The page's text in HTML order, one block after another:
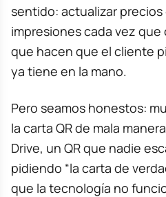
sentido: actualizar
impresiones cada vez
que hacen que el cliente
ya tiene en la mano.
Pero seamos honestos:
la carta QR de mala
Drive, un QR que nadie
pidiendo “la carta de
que la tecnología no